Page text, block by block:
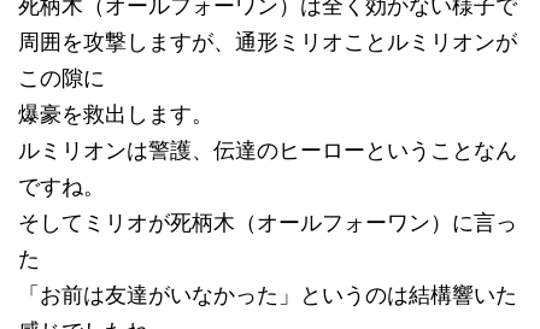
死柄木（オールフォーワン）は全く効かない様子で
周囲を攻撃しますが、通形ミリオことルミリオンが
この隙に
爆豪を救出します。
ルミリオンは警護、伝達のヒーローということなん
ですね。
そしてミリオが死柄木（オールフォーワン）に言っ
た
「お前は友達がいなかった」というのは結構響いた